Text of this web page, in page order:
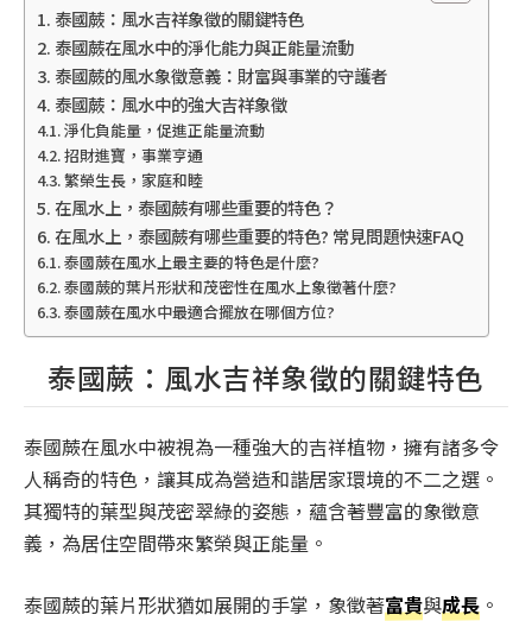
泰國蕨：風水吉祥象徵的關鍵特色
泰國蕨在風水中的淨化能力與正能量流動
泰國蕨的風水象徵意義：財富與事業的守護者
泰國蕨：風水中的強大吉祥象徵
淨化負能量，促進正能量流動
招財進寶，事業亨通
繁榮生長，家庭和睦
在風水上，泰國蕨有哪些重要的特色？
在風水上，泰國蕨有哪些重要的特色? 常見問題快速FAQ
泰國蕨在風水上最主要的特色是什麼?
泰國蕨的葉片形狀和茂密性在風水上象徵著什麼?
泰國蕨在風水中最適合擺放在哪個方位?
泰國蕨：風水吉祥象徵的關鍵特色
泰國蕨在風水中被視為一種強大的吉祥植物，擁有諸多令
人稱奇的特色，讓其成為營造和諧居家環境的不二之選。
其獨特的葉型與茂密翠綠的姿態，蘊含著豐富的象徵意
義，為居住空間帶來繁榮與正能量。
泰國蕨的葉片形狀猶如展開的手掌，象徵著富貴與成長 。